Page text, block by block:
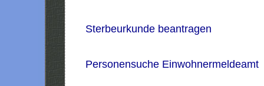
Sterbeurkunde beantragen
Personensuche Einwohnermeldeamt